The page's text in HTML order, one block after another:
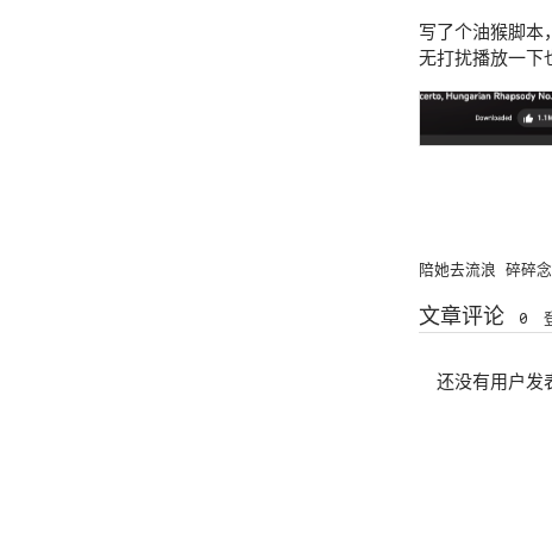
写了个油猴脚
无打扰播放一下
陪她去流浪 碎碎念
文章评论 0
还没有用户发